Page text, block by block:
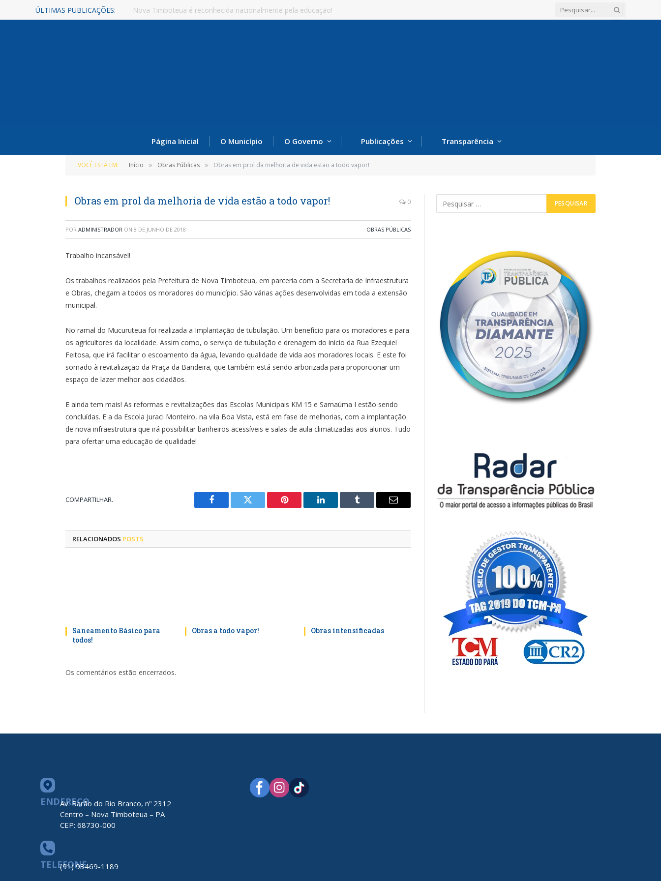
ÚLTIMAS PUBLICAÇÕES: Nova Timboteua é reconhecida nacionalmente pela educação!
Página Inicial O Município O Governo Publicações Transparência
VOCÊ ESTÁ EM: Início » Obras Públicas » Obras em prol da melhoria de vida estão a todo vapor!
Obras em prol da melhoria de vida estão a todo vapor! 0
POR ADMINISTRADOR ON 8 DE JUNHO DE 2018 OBRAS PÚBLICAS
Trabalho incansável!
Os trabalhos realizados pela Prefeitura de Nova Timboteua, em parceria com a Secretaria de Infraestrutura
e Obras, chegam a todos os moradores do município. São várias ações desenvolvidas em toda a extensão
municipal.
No ramal do Mucuruteua foi realizada a Implantação de tubulação. Um benefício para os moradores e para
os agricultores da localidade. Assim como, o serviço de tubulação e drenagem do início da Rua Ezequiel
Feitosa, que irá facilitar o escoamento da água, levando qualidade de vida aos moradores locais. E este foi
somado à revitalização da Praça da Bandeira, que também está sendo arborizada para proporcionar um
espaço de lazer melhor aos cidadãos.
E ainda tem mais! As reformas e revitalizações das Escolas Municipais KM 15 e Samaúma I estão sendo
concluídas. E a da Escola Juraci Monteiro, na vila Boa Vista, está em fase de melhorias, com a implantação
de nova infraestrutura que irá possibilitar banheiros acessíveis e salas de aula climatizadas aos alunos. Tudo
para ofertar uma educação de qualidade!
COMPARTILHAR.
Facebook Twitter Pinterest LinkedIn Tumblr
E-
RELACIONADOS POSTS
Saneamento Básico para
todos!
Obras a todo vapor! Obras intensificadas
Os comentários estão encerrados.
ENDEREÇO
Av. Barão do Rio Branco, nº 2312
Centro – Nova Timboteua – PA
CEP: 68730-000
TELEFONE
(91) 93469-1189